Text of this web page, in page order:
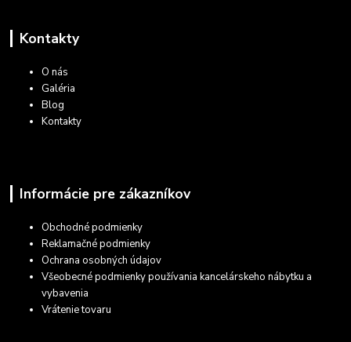
Kontakty
O nás
Galéria
Blog
Kontakty
Informácie pre zákazníkov
Obchodné podmienky
Reklamačné podmienky
Ochrana osobných údajov
Všeobecné podmienky používania kancelárskeho nábytku a
vybavenia
Vrátenie tovaru